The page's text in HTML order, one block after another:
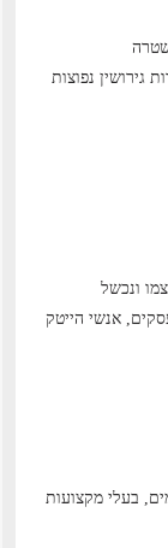
גירושין נפוצות
ונכשל
אנשי הייטק
בעלי מקצועות